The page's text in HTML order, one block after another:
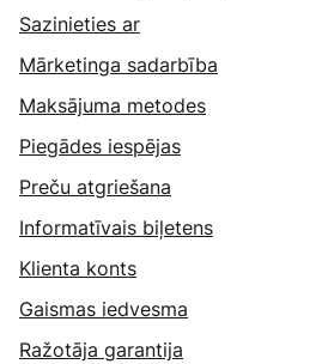
Sazinieties ar
Mārketinga sadarbība
Maksājuma metodes
Piegādes iespējas
Preču atgriešana
Informatīvais biļetens
Klienta konts
Gaismas iedvesma
Ražotāja garantija